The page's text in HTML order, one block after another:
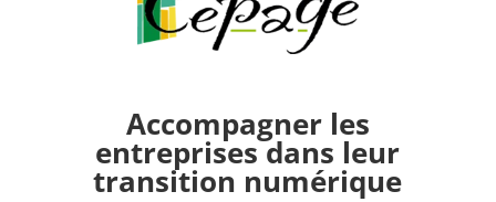
Accompagner les
entreprises dans leur
transition numérique